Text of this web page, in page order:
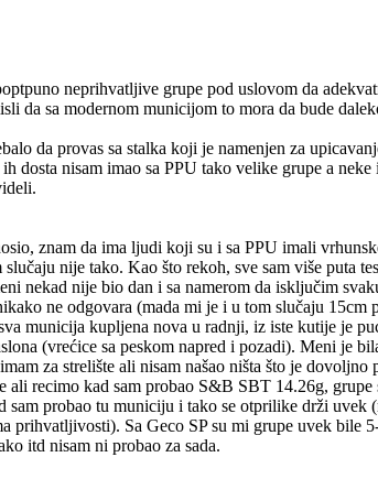
neprihvatljive grupe pod uslovom da
da sa modernom municijom to mora da bude
da provas sa stalka koji je namenjen za
dosta nisam imao sa PPU tako velike grupe a
znam da ima ljudi koji su i sa PPU imali
nije tako. Kao što rekoh, sve sam više puta
nekad nije bio dan i sa namerom da isključim
ne odgovara (mada mi je i u tom slučaju 15cm
municija kupljena nova u radnji, iz iste kutije je
(vrećice sa peskom napred i pozadi). Meni je
za strelište ali nisam našao ništa što je
ali recimo kad sam probao S&B SBT 14.26g,
sam probao tu municiju i tako se otprilike drži uvek
prihvatljivosti). Sa Geco SP su mi grupe uvek bile
itd nisam ni probao za sada.